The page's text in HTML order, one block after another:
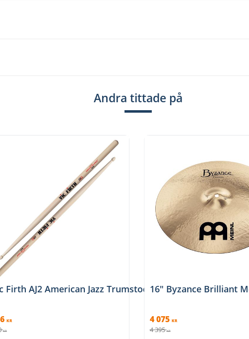
Andra tittade på
Firth AJ2 American Jazz Trumstockar
KR
KR
16" Byzance Brilliant
4 075 KR
4 395 KR